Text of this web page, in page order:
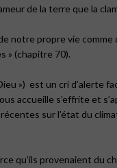
de la terre que la
notre propre vie
» (chapitre 70).
») est un cri d’alerte
accueille s’effrite et
sur l’état du
qu’ils provenaient du